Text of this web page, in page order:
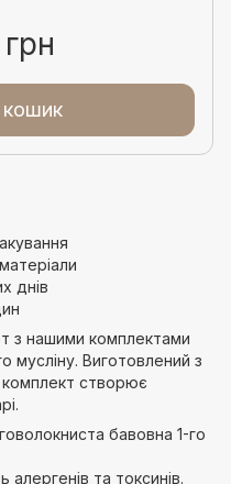
днів
з нашими комплектами
мусліну. Виготовлений з
створює
бавовна 1-го
та токсинів.